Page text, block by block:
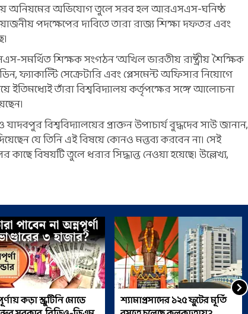
অনিয়মের অভিযোগ তুলে সরব হল আরএসএস-ঘনিষ্ঠ
পদক্ষেপের দাবিতে তারা রাজ্য শিক্ষা দফতর এবং
সমর্থিত শিক্ষক সংগঠন ‘অখিল ভারতীয় রাষ্ট্রীয় শৈক্ষিক
ফ্যাকাল্টি সেক্রেটারি এবং প্লেসমেন্ট অফিসার নিয়োগে
ইতিমধ্যেই তাঁরা বিশ্ববিদ্যালয় কর্তৃপক্ষের সঙ্গে আলোচনা
বিশ্ববিদ্যালয়ের প্রাক্তন উপাচার্য বুদ্ধদেব সাউ জানান,
যে তিনি এই বিষয়ে কোনও মন্তব্য করবেন না। সেই
বিষয়টি তুলে ধরার সিদ্ধান্ত নেওয়া হয়েছে। উল্লেখ্য,
কড়া স্ক্রুটিনি মোডে
শ্যামাপ্রসাদের ১২৫ ফুটের মূর্তি